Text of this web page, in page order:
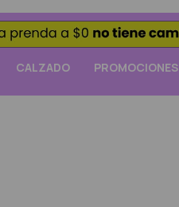
CALZADO PROMOCIONES